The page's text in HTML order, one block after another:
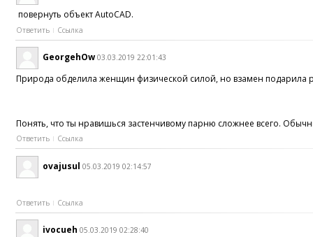
повернуть объект AutoCAD.
Ответить Ссылка
GeorgehOw 03.03.2019 22:01:43
Природа обделила женщин физической силой, но взамен подарила
Понять, что ты нравишься застенчивому парню сложнее всего.
Ответить Ссылка
ovajusul 05.03.2019 02:14:57
Ответить Ссылка
ivocueh 05.03.2019 02:28:40